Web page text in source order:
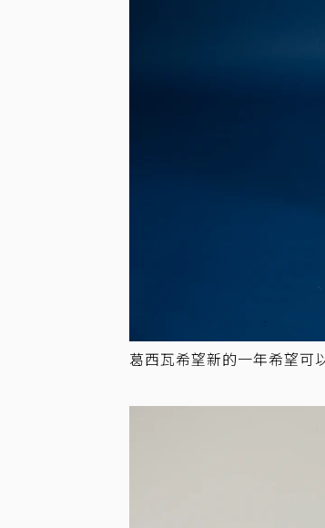
葛西瓦希望新的一年希望可